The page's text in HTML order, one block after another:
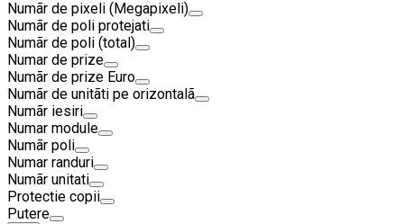
Numãr de pixeli (Megapixeli)
Numãr de poli protejati
Numãr de poli (total)
Numar de prize
Numãr de prize Euro
Numãr de unitãti pe orizontalã
Numãr iesiri
Numar module
Numãr poli
Numar randuri
Numãr unitati
Protectie copii
Putere